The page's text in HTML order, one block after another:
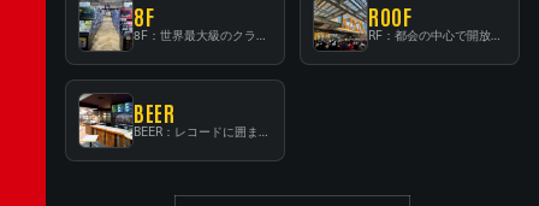
8F
8F：世界最大級のクラシック音楽専門フロア！
ROOF
RF：都会の中心で開放感あふれるルーフトップイベントスペース
BEER
BEER：レコードに囲まれたスタンディングバー